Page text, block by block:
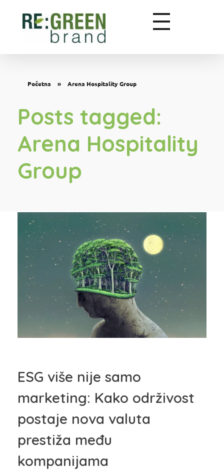
Početna » Arena Hospitality Group
Posts tagged:
Arena Hospitality
Group
ESG više nije samo
marketing: Kako održivost
postaje nova valuta
prestiža među
kompanijama